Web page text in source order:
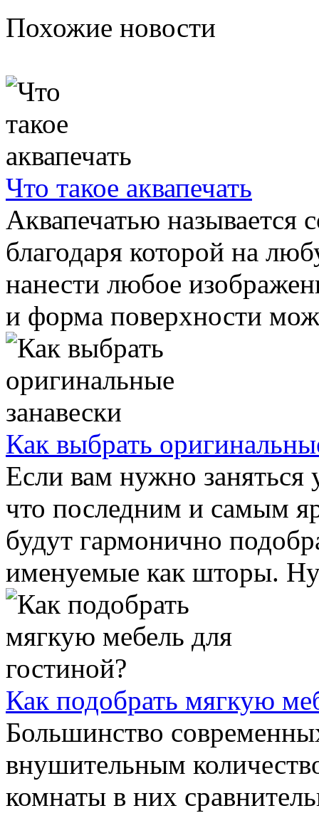
Похожие новости
Что такое аквапечать
Аквапечатью называется
благодаря которой на
нанести любое
и форма поверхности
Как выбрать
Если вам нужно заняться
что последним и самым
будут гармонично
именуемые как шторы.
Как подобрать мягкую
Большинство
внушительным
комнаты в них